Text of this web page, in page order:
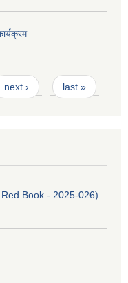
next › last »
Red Book - 2025-026)